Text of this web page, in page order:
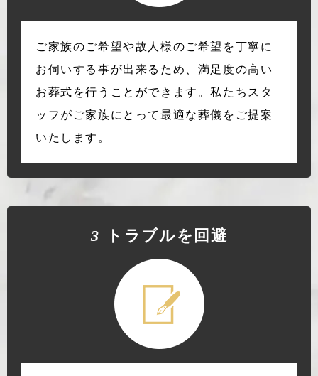
ご家族のご希望や故人様のご希望を丁寧に
お伺いする事が出来るため、満足度の高い
お葬式を行うことができます。私たちスタ
ッフがご家族にとって最適な葬儀をご提案
いたします。
3 トラブルを回避